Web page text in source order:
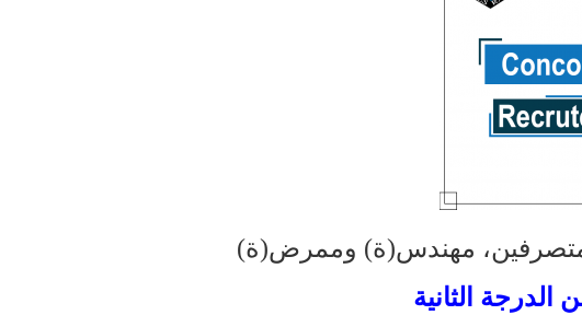
متصرفين، مهندس(ة) وممرض(ة)